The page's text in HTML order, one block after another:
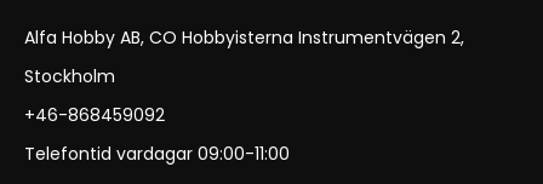
Alfa Hobby AB, CO Hobbyisterna Instrumentvägen 2,
Stockholm
+46-868459092
Telefontid vardagar 09:00-11:00